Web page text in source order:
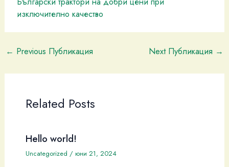
изключително качество
← Previous Публикация Next Публикация →
Related Posts
Hello world!
Uncategorized / юни 21, 2024